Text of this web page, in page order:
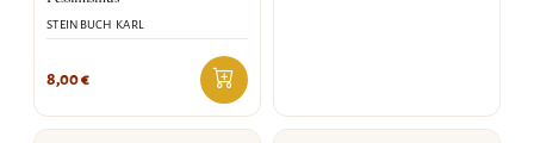
STEINBUCH KARL
8,00€